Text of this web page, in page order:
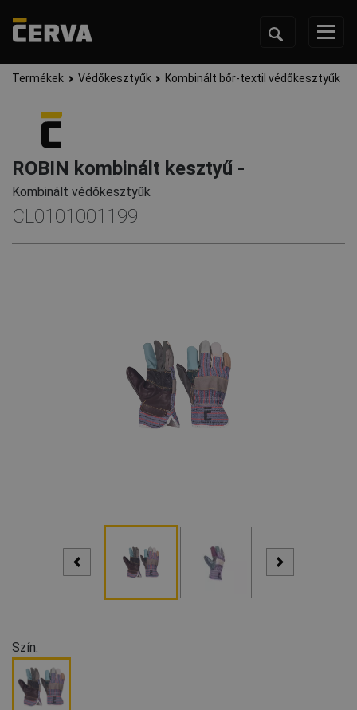
Termékek Védőkesztyűk Kombinált bőr-textil védőkesztyűk
ROBIN kombinált kesztyű -
Kombinált védőkesztyűk
CL0101001199
Szín: